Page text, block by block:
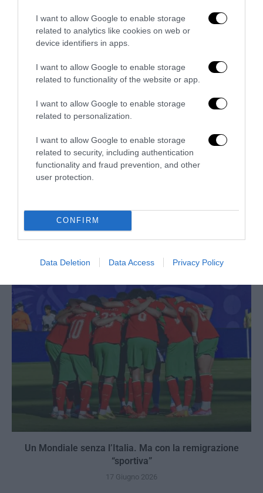
I want to allow Google to enable storage
related to analytics like cookies on web or
device identifiers in apps.
I want to allow Google to enable storage
related to functionality of the website or app.
I want to allow Google to enable storage
related to personalization.
I want to allow Google to enable storage
related to security, including authentication
functionality and fraud prevention, and other
user protection.
CONFIRM
Data Deletion Data Access Privacy Policy
Senso del sacro, fiuto del gol: Mikel Merino e una
Spagna tornata alle origini
14 Luglio 2026
Trump e Infantino: oltre l’ultimo Mondiale dell’umanità
Un Mondiale senza l’Italia. Ma con la remigrazione
“sportiva”
17 Giugno 2026